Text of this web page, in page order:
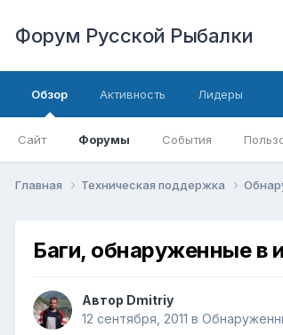
Форум Русской Рыбалки
Обзор
Сайт Форумы События
Активность Лидеры
Главная Техническая поддержка
Баги, обнаруженные в
Автор Dmitriy
12 сентября, 2011 в